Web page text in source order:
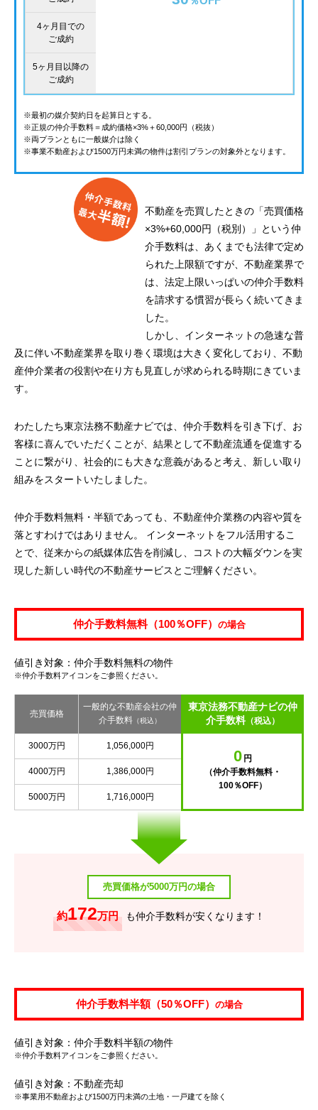
4ヶ月目での
ご成約
5ヶ月目以降の
ご成約
※最初の媒介契約日を起算日とする。
※正規の仲介手数料＝成約価格×3%＋60,000円（税抜）
※両プランともに一般媒介は除く
※事業不動産および1500万円未満の物件は割引プランの対象外となります。
不動産を売買したときの「売買価格
×3%+60,000円（税別）」という仲
介手数料は、あくまでも法律で定め
られた上限額ですが、不動産業界で
は、法定上限いっぱいの仲介手数料
を請求する慣習が長らく続いてきま
した。
しかし、インターネットの急速な普
及に伴い不動産業界を取り巻く環境は大きく変化しており、不動
産仲介業者の役割や在り方も見直しが求められる時期にきていま
す。
わたしたち東京法務不動産ナビでは、仲介手数料を引き下げ、お
客様に喜んでいただくことが、結果として不動産流通を促進する
ことに繋がり、社会的にも大きな意義があると考え、新しい取り
組みをスタートいたしました。
仲介手数料無料・半額であっても、不動産仲介業務の内容や質を
落とすわけではありません。 インターネットをフル活用するこ
とで、従来からの紙媒体広告を削減し、コストの大幅ダウンを実
現した新しい時代の不動産サービスとご理解ください。
仲介手数料無料（100％OFF） の場合
値引き対象：仲介手数料無料の物件
※仲介手数料アイコンをご参照ください。
売買価格
一般的な不動産会社の仲
介手数料 （税込）
東京法務不動産ナビの仲
介手数料（税込）
3000万円 1,056,000円
0 円
（仲介手数料無料・
100％OFF）
4000万円 1,386,000円
5000万円 1,716,000円
売買価格が5000万円の場合
約172万円 も仲介手数料が安くなります！
仲介手数料半額（50％OFF） の場合
値引き対象：仲介手数料半額の物件
※仲介手数料アイコンをご参照ください。
値引き対象：不動産売却
※事業用不動産および1500万円未満の土地・一戸建てを除く